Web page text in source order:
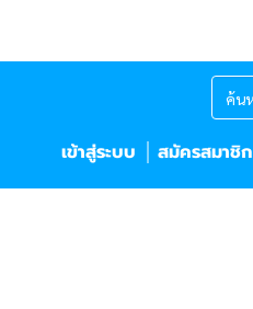
เข้าสู่ระบบ สมัครสมาชิก